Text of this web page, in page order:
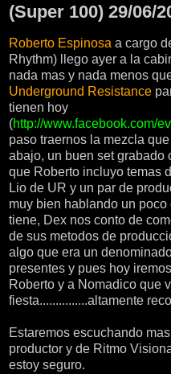
(Super 100) 29/06/
Roberto Espinosa a cargo
Rhythm) llego ayer a la
nada mas y nada menos
Underground Resistance
tienen hoy
(http://www.facebook.com/
paso traernos la mezcla
abajo, un buen set grabado
que Roberto incluyo temas
Lio de UR y un par de
muy bien hablando un
tiene, Dex nos conto de
de sus metodos de
algo que era un
presentes y pues hoy
Roberto y a Nomadico que
fiesta...............altamente
Estaremos escuchando
productor y de Ritmo
estoy seguro.